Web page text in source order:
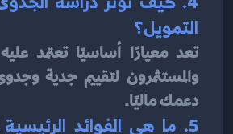
التمويل؟
دعمك ماليًا.